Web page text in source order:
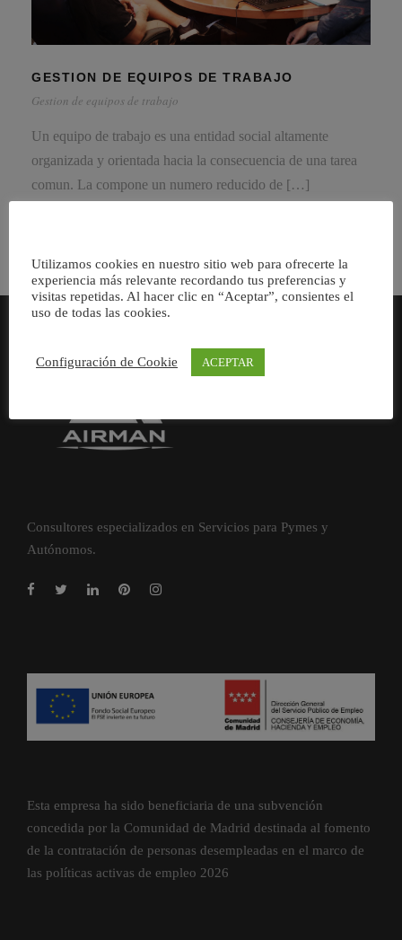
GESTION DE EQUIPOS DE TRABAJO
Gestion de equipos de trabajo
Un equipo de trabajo es una entidad social altamente
organizada y orientada hacia la consecuencia de una tarea
comun. La compone un numero reducido de […]
Consultores especializados en Servicios para Pymes y
Autónomos.
Esta empresa ha sido beneficiaria de una subvención
concedida por la Comunidad de Madrid destinada al fomento
de la contratación de personas desempleadas en el marco de
las políticas activas de empleo 2026
Utilizamos cookies en nuestro sitio web para ofrecerte la
experiencia más relevante recordando tus preferencias y
visitas repetidas. Al hacer clic en “Aceptar”, consientes el
uso de todas las cookies.
Configuración de Cookie ACEPTAR